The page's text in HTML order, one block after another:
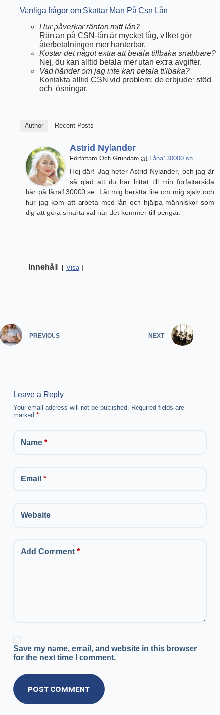
Vanliga frågor om Skattar Man På Csn Lån
Hur påverkar räntan mitt lån?
Räntan på CSN-lån är mycket låg, vilket gör
återbetalningen mer hanterbar.
Kostar det något extra att betala tillbaka snabbare?
Nej, du kan alltid betala mer utan extra avgifter.
Vad händer om jag inte kan betala tillbaka?
Kontakta alltid CSN vid problem; de erbjuder stöd
och lösningar.
Author Recent Posts
Astrid Nylander
Författare Och Grundare at Låna130000.se
Hej där! Jag heter Astrid Nylander, och jag är
så glad att du har hittat till min författarsida
här på låna130000.se. Låt mig berätta lite om mig själv och
hur jag kom att arbeta med lån och hjälpa människor som
dig att göra smarta val när det kommer till pengar.
Innehåll Visa
PREVIOUS NEXT
Leave a Reply
Your email address will not be published. Required fields are
marked *
Name*
Email *
Website
Add Comment*
Save my name, email, and website in this browser
for the next time I comment.
POST COMMENT